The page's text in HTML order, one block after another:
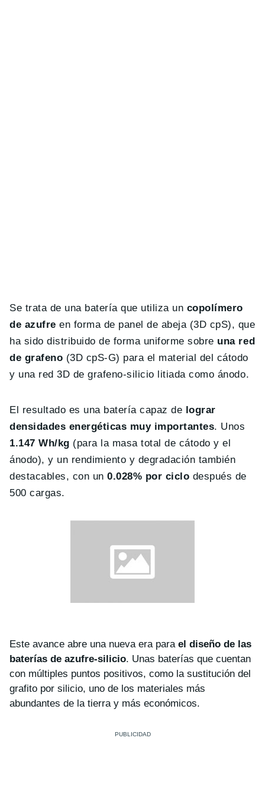
Se trata de una batería que utiliza un copolímero
de azufre en forma de panel de abeja (3D cpS), que
ha sido distribuido de forma uniforme sobre una red
de grafeno (3D cpS-G) para el material del cátodo
y una red 3D de grafeno-silicio litiada como ánodo.
El resultado es una batería capaz de lograr
densidades energéticas muy importantes. Unos
1.147 Wh/kg (para la masa total de cátodo y el
ánodo), y un rendimiento y degradación también
destacables, con un0.028% por ciclo después de
500 cargas.
Este avance abre una nueva era para el diseño de las
baterías de azufre-silicio. Unas baterías que cuentan
con múltiples puntos positivos, como la sustitución del
grafito por silicio, uno de los materiales más
abundantes de la tierra y más económicos.